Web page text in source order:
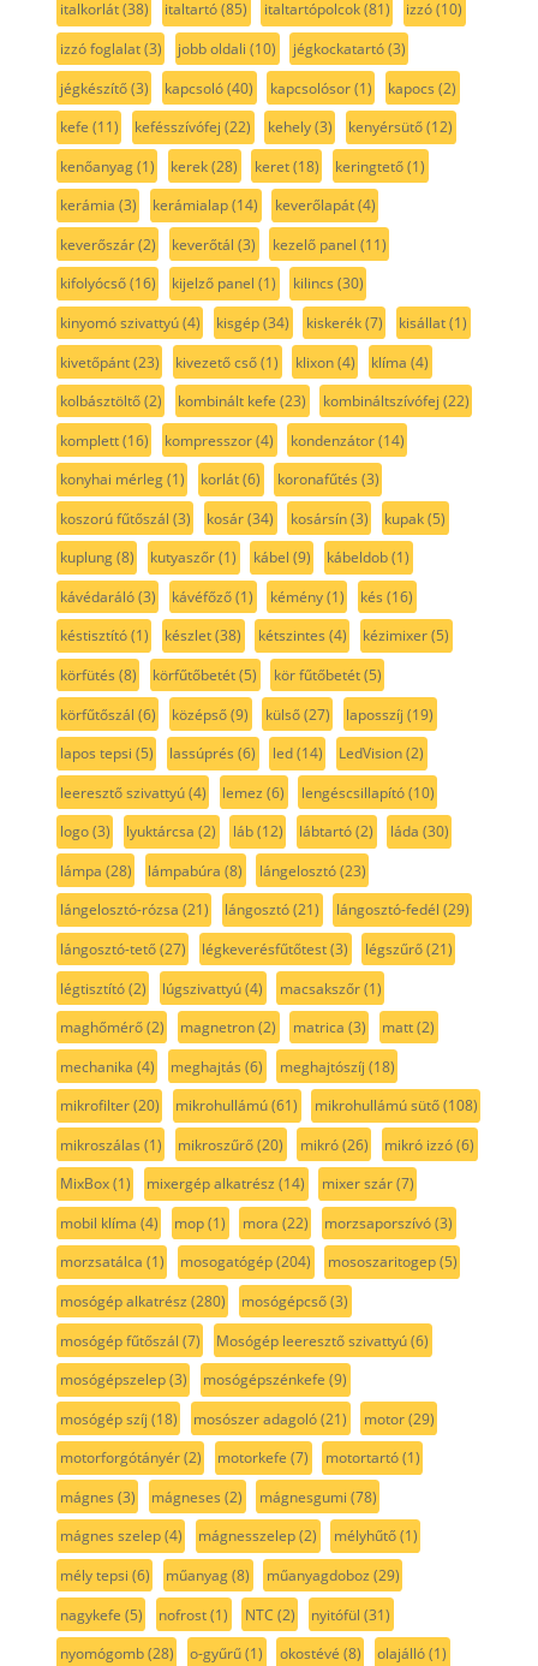
italkorlát(38) italtartó(85) italtartópolcok(81) izzó(10)
izzó foglalat(3) jobb oldali (10) jégkockatartó(3)
jégkészítő(3) kapcsoló(40) kapcsolósor(1) kapocs (2)
kefe (11) kefésszívófej (22) kehely(3) kenyérsütő(12)
kenőanyag(1) kerek(28) keret(18) keringtető(1)
kerámia (3) kerámialap(14) keverőlapát(4)
keverőszár(2) keverőtál (3) kezelő panel (11)
kifolyócső(16) kijelző panel (1) kilincs (30)
kinyomó szivattyú(4) kisgép(34) kiskerék(7) kisállat(1)
kivetőpánt(23) kivezető cső(1) klixon(4) klíma (4)
kolbásztöltő(2) kombinált kefe (23) kombináltszívófej (22)
komplett(16) kompresszor(4) kondenzátor(14)
konyhai mérleg(1) korlát(6) koronafűtés (3)
koszorú fűtőszál (3) kosár(34) kosársín(3) kupak(5)
kuplung(8) kutyaszőr(1) kábel (9) kábeldob(1)
kávédaráló(3) kávéfőző(1) kémény(1) kés (16)
késtisztító(1) készlet(38) kétszintes (4) kézimixer(5)
körfütés (8) körfűtőbetét(5) kör fűtőbetét(5)
körfűtőszál (6) középső(9) külső(27) laposszíj (19)
lapos tepsi (5) lassúprés (6) led(14) LedVision(2)
leeresztő szivattyú(4) lemez (6) lengéscsillapító(10)
logo(3) lyuktárcsa (2) láb(12) lábtartó(2) láda (30)
lámpa (28) lámpabúra (8) lángelosztó(23)
lángelosztó-rózsa (21) lángosztó(21) lángosztó-fedél (29)
lángosztó-tető(27) légkeverésfűtőtest(3) légszűrő(21)
légtisztító(2) lúgszivattyú(4) macsakszőr(1)
maghőmérő(2) magnetron(2) matrica (3) matt(2)
mechanika (4) meghajtás (6) meghajtószíj (18)
mikrofilter(20) mikrohullámú(61) mikrohullámú sütő(108)
mikroszálas (1) mikroszűrő(20) mikró(26) mikró izzó(6)
MixBox(1) mixergép alkatrész (14) mixer szár(7)
mobil klíma (4) mop(1) mora (22) morzsaporszívó(3)
morzsatálca (1) mosogatógép(204) mososzaritogep(5)
mosógép alkatrész (280) mosógépcső(3)
mosógép fűtőszál (7) Mosógép leeresztő szivattyú(6)
mosógépszelep(3) mosógépszénkefe (9)
mosógép szíj (18) mosószer adagoló(21) motor(29)
motorforgótányér(2) motorkefe (7) motortartó(1)
mágnes (3) mágneses (2) mágnesgumi (78)
mágnes szelep(4) mágnesszelep(2) mélyhűtő(1)
mély tepsi (6) műanyag(8) műanyagdoboz (29)
nagykefe (5) nofrost(1) NTC (2) nyitófül (31)
nyomógomb(28) o-gyűrű(1) okostévé (8) olajálló(1)